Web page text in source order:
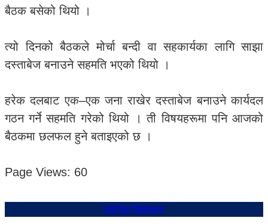
बैठक बसेको थियो ।
त्यो दिनको बैठकले मोर्चा बन्दी वा सहकार्यका लागि साझा
दस्ताबेज बनाउने सहमति भएको थियो ।
हरेक दलबाट एक–एक जना राखेर दस्ताबेज बनाउने कार्यदल
गठन गर्ने सहमति गरेको थियो । ती विषयहरूमा पनि आजको
बैठकमा छलफल हुने बताइएको छ ।
Page Views: 60
संबन्धित शिर्षकहरु